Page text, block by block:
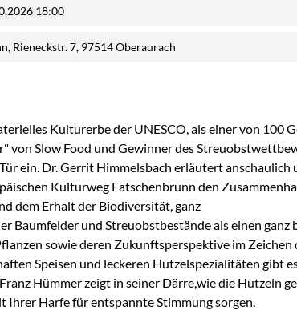
18:00
Rieneckstr. 7, 97514 Oberaurach
Kulturerbe der UNESCO, als einer von 100
von Slow Food und Gewinner des
ein. Dr. Gerrit Himmelsbach erläutert anschaulich
Kulturweg Fatschenbrunn den
dem Erhalt der Biodiversität, ganz
Baumfelder und Streuobstbestände als einen ganz
sowie deren Zukunftsperspektive im Zeichen
Speisen und leckeren Hutzelspezialitäten gibt
Hümmer zeigt in seiner Därre,wie die Hutzeln
Ihrer Harfe für entspannte Stimmung sorgen.